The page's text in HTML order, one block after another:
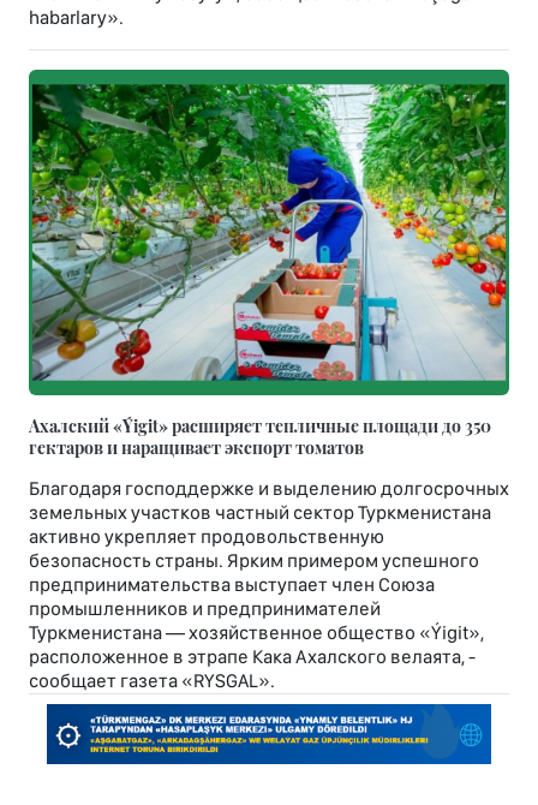
habarlary».
Ахалский «Ýigit» расширяет тепличные площади до 350
гектаров и наращивает экспорт томатов
Благодаря господдержке и выделению долгосрочных
земельных участков частный сектор Туркменистана
активно укрепляет продовольственную
безопасность страны. Ярким примером успешного
предпринимательства выступает член Союза
промышленников и предпринимателей
Туркменистана — хозяйственное общество «Ýigit»,
расположенное в этрапе Кака Ахалского велаята, -
сообщает газета «RYSGAL».